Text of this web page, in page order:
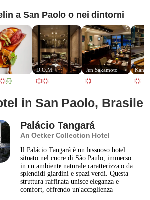
a San Paolo o nei dintorni
D.O.M. Jun Sakamoto Kan
in San Paolo, Brasile
Palácio Tangará
An Oetker Collection Hotel
Il Palácio Tangará è un lussuoso hotel
situato nel cuore di São Paulo, immerso
in un ambiente naturale caratterizzato da
splendidi giardini e spazi verdi. Questa
struttura raffinata unisce eleganza e
comfort, offrendo un'accoglienza